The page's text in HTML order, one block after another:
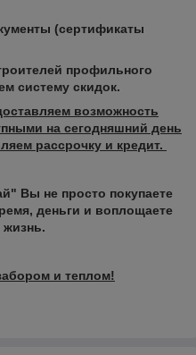
(сертификаты
профильного
систему скидок.
возможность
на сегодняшний день
рассрочку и кредит.
Вы не просто покупаете
деньги и воплощаете
и теплом!